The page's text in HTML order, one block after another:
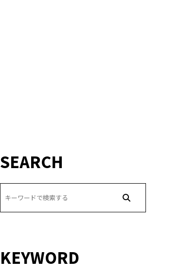
SEARCH
KEYWORD